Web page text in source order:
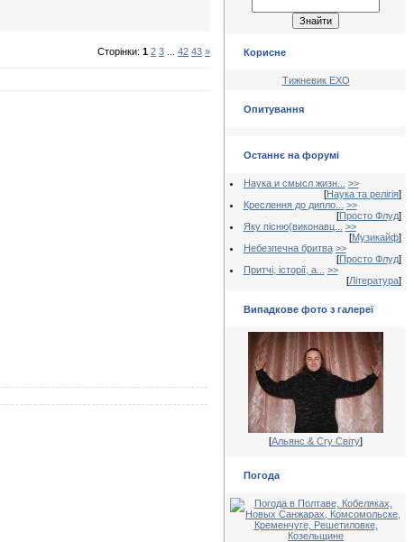
Сторінки: 1 2 3 42 43 » Корисне
Тижневик ЕХО
Опитування
Останнє на форумі
Наука и смысл жизн...
>>
[Наука та релігія]
Креслення до дипло...
>>
[Просто Флуд]
Яку пісню(виконавц...
>>
[Музикайф]
Небезпечна бритва >>
[Просто Флуд]
Притчі, історії, а...
>>
[Література]
Випадкове фото з галереї
[Альянс & Cry Світу]
Погода